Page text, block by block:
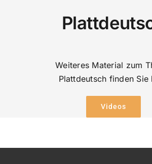
Weiteres Material zum
Plattdeutsch finden Sie
Videos